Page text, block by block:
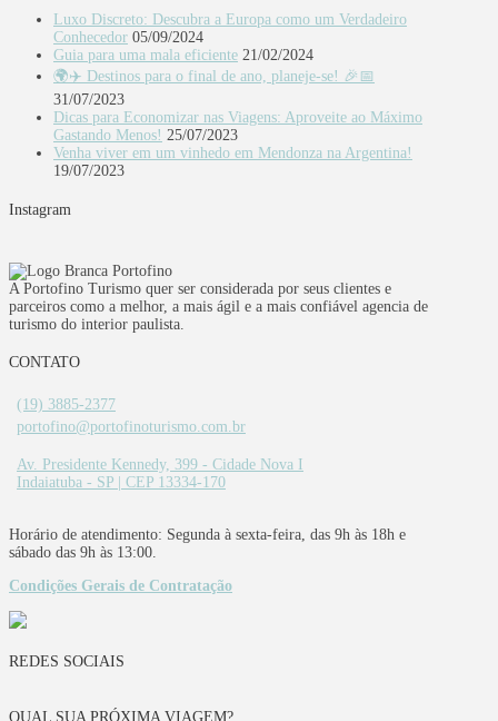
Luxo Discreto: Descubra a Europa como um Verdadeiro
Conhecedor 05/09/2024
Guia para uma mala eficiente 21/02/2024
🌍✈️ Destinos para o final de ano, planeje-se! 🎉📅
31/07/2023
Dicas para Economizar nas Viagens: Aproveite ao Máximo
Gastando Menos! 25/07/2023
Venha viver em um vinhedo em Mendonza na Argentina!
19/07/2023
Instagram
A Portofino Turismo quer ser considerada por seus clientes e
parceiros como a melhor, a mais ágil e a mais confiável agencia de
turismo do interior paulista.
CONTATO
(19) 3885-2377
portofino@portofinoturismo.com.br
Av. Presidente Kennedy, 399 - Cidade Nova I
Indaiatuba - SP | CEP 13334-170
Horário de atendimento: Segunda à sexta-feira, das 9h às 18h e
sábado das 9h às 13:00.
Condições Gerais de Contratação
REDES SOCIAIS
QUAL SUA PRÓXIMA VIAGEM?